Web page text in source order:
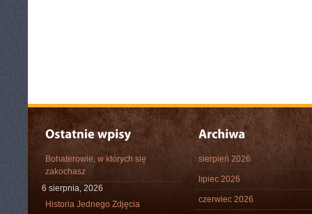
Bohaterowie, w których się
zakochasz
6 sierpnia, 2026
Historia Jednego Zdjęcia
sierpień 2026
lipiec 2026
czerwiec 2026